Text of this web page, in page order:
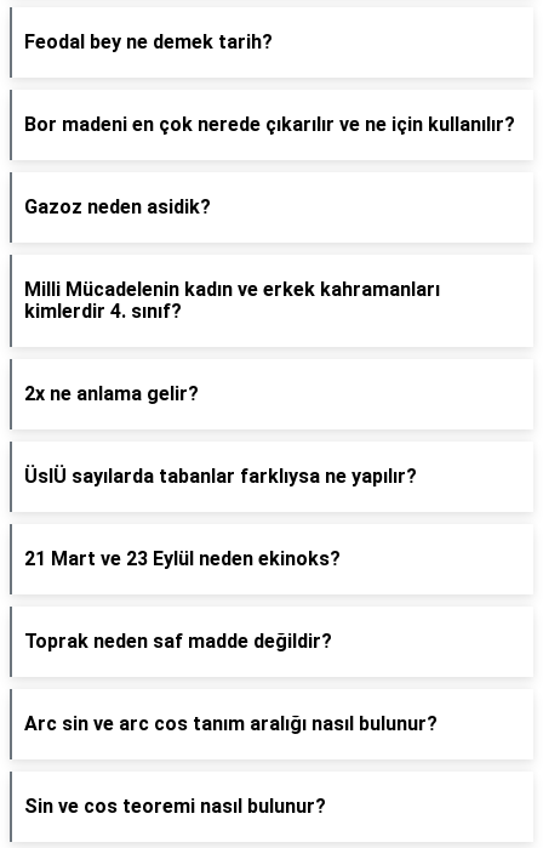
Feodal bey ne demek tarih?
Bor madeni en çok nerede çıkarılır ve ne için kullanılır?
Gazoz neden asidik?
Milli Mücadelenin kadın ve erkek kahramanları
kimlerdir 4. sınıf?
2x ne anlama gelir?
ÜslÜ sayılarda tabanlar farklıysa ne yapılır?
21 Mart ve 23 Eylül neden ekinoks?
Toprak neden saf madde değildir?
Arc sin ve arc cos tanım aralığı nasıl bulunur?
Sin ve cos teoremi nasıl bulunur?